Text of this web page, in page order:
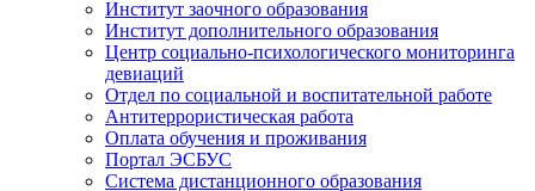
Институт заочного образования
Институт дополнительного образования
Центр социально-психологического мониторинга
девиаций
Отдел по социальной и воспитательной работе
Антитеррористическая работа
Оплата обучения и проживания
Портал ЭСБУС
Система дистанционного образования